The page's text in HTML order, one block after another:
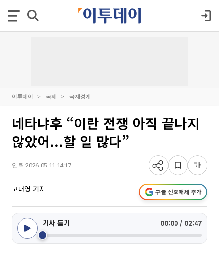
이투데이 국제 국제경제
네타냐후 “이란 전쟁 아직 끝나지
않았어...할 일 많다”
입력 2026-05-11 14:17
고대영 기자 구글 선호매체 추가
기사 듣기 00:00 / 02:47